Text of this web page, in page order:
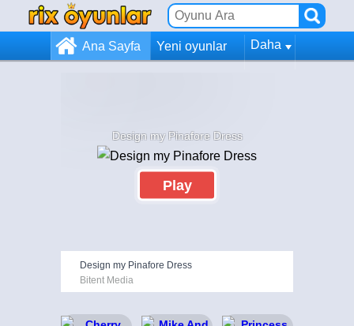
Ana Sayfa Yeni oyunlar Daha
Design my Pinafore Dress
Play
Design my Pinafore Dress
Bitent Media